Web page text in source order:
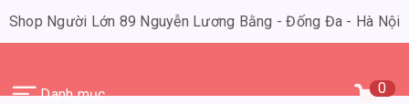
Shop Người Lớn 89 Nguyễn Lương Bằng - Đống Đa - Hà Nội
Danh mục 0